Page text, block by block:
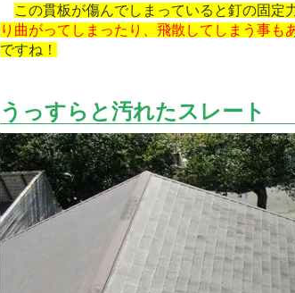
この貫板が傷んでしまっていると釘の固定
り曲がってしまったり、飛散してしまう事も
ですね！
うっすらと汚れたスレート